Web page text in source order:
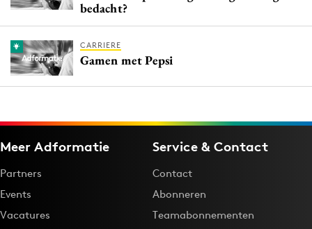
bedacht?
CARRIERE
Gamen met Pepsi
Meer Adformatie
Partners
Events
Vacatures
Service & Contact
Contact
Abonneren
Teamabonnementen